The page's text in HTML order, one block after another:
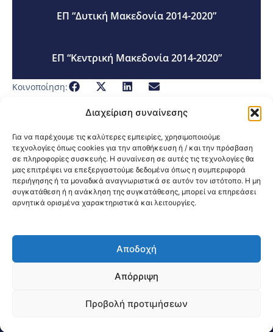
Διαχείριση συναίνεσης
Για να παρέχουμε τις καλύτερες εμπειρίες, χρησιμοποιούμε
τεχνολογίες όπως cookies για την αποθήκευση ή / και την πρόσβαση
σε πληροφορίες συσκευής. Η συναίνεση σε αυτές τις τεχνολογίες θα
μας επιτρέψει να επεξεργαστούμε δεδομένα όπως η συμπεριφορά
περιήγησης ή τα μοναδικά αναγνωριστικά σε αυτόν τον ιστότοπο. Η μη
συγκατάθεση ή η ανάκληση της συγκατάθεσης, μπορεί να επηρεάσει
αρνητικά ορισμένα χαρακτηριστικά και λειτουργίες.
Αποδοχή
Απόρριψη
Προβολή προτιμήσεων
ΕΠ “Δυτική Μακεδονία 2014-2020”
ΕΠ “Κεντρική Μακεδονία 2014-2020”
Κοινοποίηση:
@2026 3ype.gr All rights reserved
Θεσσαλονίκη, ΕλλάδαΤηλ: +30 2311 226 200
03744 Website Visits: 1590608